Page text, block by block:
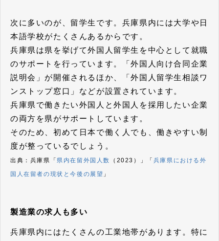
次に多いのが、留学生です。兵庫県内には大学や日
本語学校がたくさんあるからです。
兵庫県は県を挙げて外国人留学生を中心として就職
のサポートを行っています。「外国人向け合同企業
説明会」が開催されるほか、「外国人留学生相談ワ
ンストップ窓口」などが設置されています。
兵庫県で働きたい外国人と外国人を採用したい企業
の両方を県がサポートしています。
そのため、初めて日本で働く人でも、働きやすい制
度が整っているでしょう。
出典：兵庫県「 県内在留外国人数 （2023）」「 兵庫県における外
国人在留者の現状と今後の展望 」
製造業の求人も多い
兵庫県内にはたくさんの工業地帯があります。特に